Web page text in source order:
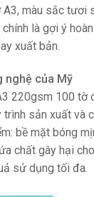
màu sắc tươi
là gợi ý
xuất bản.
nghệ của Mỹ
220gsm 100 tờ
sản xuất và
bề mặt bóng
chất gây hại
sử dụng tối đa.